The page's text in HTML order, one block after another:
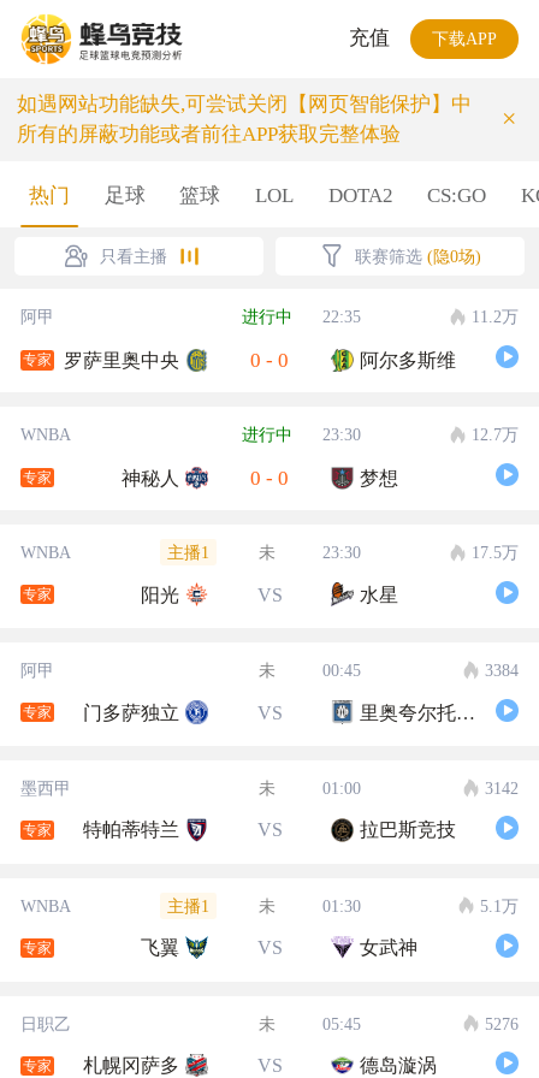
充值 下载APP
如遇网站功能缺失,可尝试关闭【网页智能保护】中
所有的屏蔽功能或者前往APP获取完整体验
×
热门 足球 篮球 LOL DOTA2 CS:GO
只看主播 联赛筛选 (隐0场)
阿甲 进行中 22:35 11.2万
专家 罗萨里奥中央 0 - 0 阿尔多斯维
WNBA 进行中 23:30 12.7万
专家 神秘人 0 - 0 梦想
WNBA 主播1 未 23:30 17.5万
专家 阳光 VS 水星
阿甲 未 00:45 3384
专家 门多萨独立 VS 里奥夸尔托学生队
墨西甲 未 01:00 3142
专家 特帕蒂特兰 VS 拉巴斯竞技
WNBA 主播1 未 01:30 5.1万
专家 飞翼 VS 女武神
日职乙 未 05:45 5276
专家 札幌冈萨多 VS 德岛漩涡